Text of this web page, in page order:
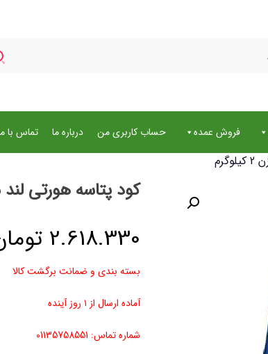
فروش عمده حساب کاربری من درباره ما تماس با
کود پتاسه هورتی لند مدل 40-5-5 وزن
2.618.330
بسته بندی و ضمانت برگشت کالا
آماده ارسال از ۱ روز آینده
شماره تماس: 01135758551